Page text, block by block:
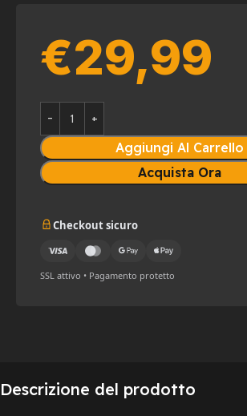
€29,99
Aggiungi Al Carrello
Acquista Ora
Checkout sicuro
SSL attivo • Pagamento protetto
Descrizione del prodotto